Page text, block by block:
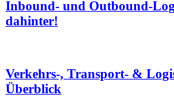
Inbound- und Outbound-
dahinter!
Verkehrs-, Transport- &
Überblick